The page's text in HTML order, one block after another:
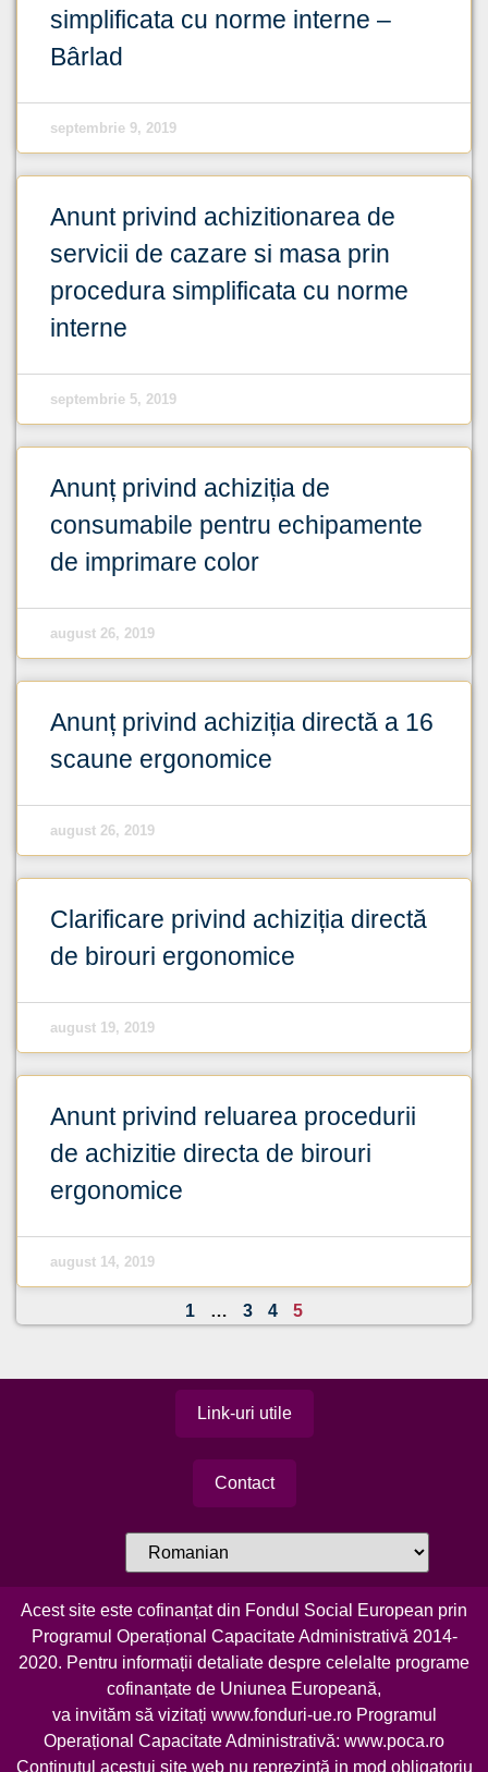
simplificata cu norme interne –
Bârlad
septembrie 9, 2019
Anunt privind achizitionarea de
servicii de cazare si masa prin
procedura simplificata cu norme
interne
septembrie 5, 2019
Anunț privind achiziția de
consumabile pentru echipamente
de imprimare color
august 26, 2019
Anunț privind achiziția directă a 16
scaune ergonomice
august 26, 2019
Clarificare privind achiziția directă
de birouri ergonomice
august 19, 2019
Anunt privind reluarea procedurii
de achizitie directa de birouri
ergonomice
august 14, 2019
1 … 3 4 5
Link-uri utile
Contact
Acest site este cofinanțat din Fondul Social European prin
Programul Operațional Capacitate Administrativă 2014-
2020. Pentru informații detaliate despre celelalte programe
cofinanțate de Uniunea Europeană,
va invităm să vizitați www.fonduri-ue.roProgramul
Operațional Capacitate Administrativă: www.poca.ro
Conținutul acestui site web nu reprezintă in mod obligatoriu